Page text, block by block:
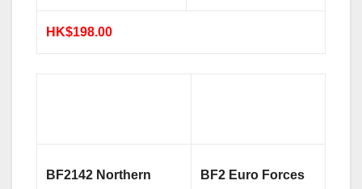
HK$198.00
BF2142 Northern
BF2 Euro Forces